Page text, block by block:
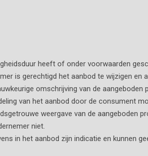
heeft of onder voorwaarden
is gerechtigd het aanbod te wijzigen en
omschrijving van de
van het aanbod door de consument
weergave van de aangeboden
niet.
in het aanbod zijn indicatie en kunnen